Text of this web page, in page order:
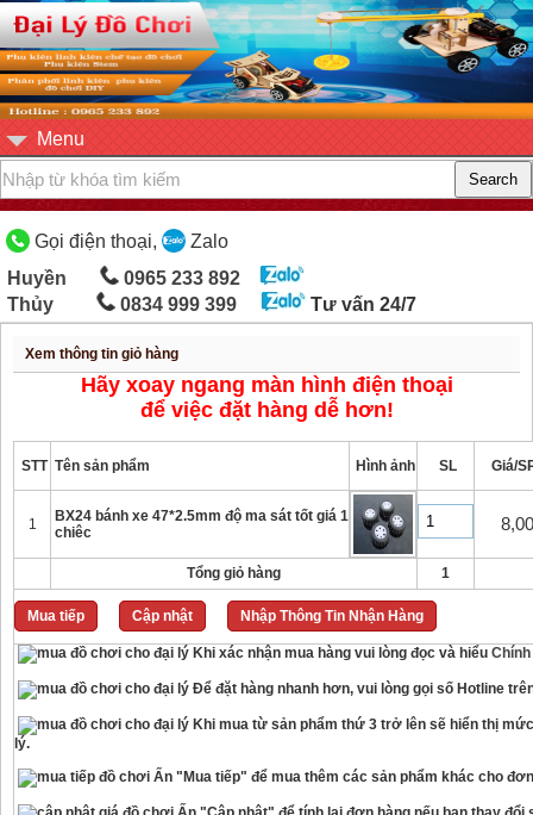
Menu
Gọi điện thoại,
Zalo
Huyền
0965 233 892
Thủy
0834 999 399 Tư vấn 24/7
Xem thông tin giỏ hàng
Hãy xoay ngang màn hình điện thoại
để việc đặt hàng dễ hơn!
STT Tên sản phẩm Hình ảnh SL Giá/
1
BX24 bánh xe 47*2.5mm độ ma sát tốt giá 1
chiêc
Tổng giỏ hàng 1
Mua tiếp Cập nhật Nhập Thông Tin Nhận Hàng
Khi xác nhận mua hàng vui lòng đọc và hiểu
Để đặt hàng nhanh hơn, vui lòng gọi số Hotline
Khi mua từ sản phẩm thứ 3 trở lên sẽ hiển thị
lý.
Ấn "Mua tiếp" để mua thêm các sản phẩm khác cho